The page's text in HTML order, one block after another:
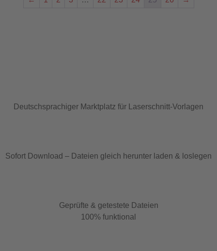
Deutschsprachiger Marktplatz für Laserschnitt-Vorlagen
Sofort Download – Dateien gleich herunter laden & loslegen
Geprüfte & getestete Dateien
100% funktional